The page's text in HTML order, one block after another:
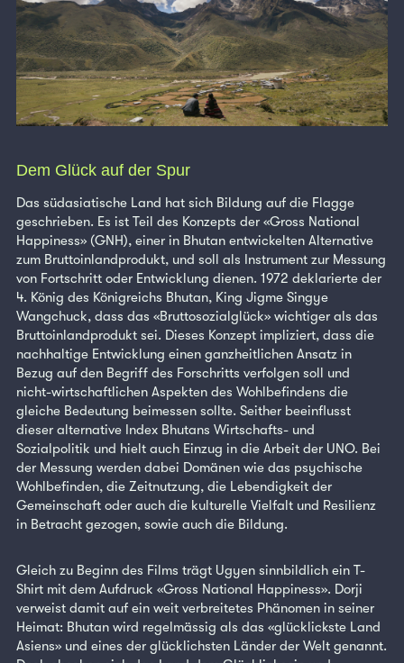
Dem Glück auf der Spur
Das südasiatische Land hat sich Bildung auf die Flagge
geschrieben. Es ist Teil des Konzepts der «Gross National
Happiness» (GNH), einer in Bhutan entwickelten Alternative
zum Bruttoinlandprodukt, und soll als Instrument zur Messung
von Fortschritt oder Entwicklung dienen. 1972 deklarierte der
4. König des Königreichs Bhutan, King Jigme Singye
Wangchuck, dass das «Bruttosozialglück» wichtiger als das
Bruttoinlandprodukt sei. Dieses Konzept impliziert, dass die
nachhaltige Entwicklung einen ganzheitlichen Ansatz in
Bezug auf den Begriff des Forschritts verfolgen soll und
nicht-wirtschaftlichen Aspekten des Wohlbefindens die
gleiche Bedeutung beimessen sollte. Seither beeinflusst
dieser alternative Index Bhutans Wirtschafts- und
Sozialpolitik und hielt auch Einzug in die Arbeit der UNO. Bei
der Messung werden dabei Domänen wie das psychische
Wohlbefinden, die Zeitnutzung, die Lebendigkeit der
Gemeinschaft oder auch die kulturelle Vielfalt und Resilienz
in Betracht gezogen, sowie auch die Bildung.
Gleich zu Beginn des Films trägt Ugyen sinnbildlich ein T-
Shirt mit dem Aufdruck «Gross National Happiness». Dorji
verweist damit auf ein weit verbreitetes Phänomen in seiner
Heimat: Bhutan wird regelmässig als das «glücklickste Land
Asiens» und eines der glücklichsten Länder der Welt genannt.